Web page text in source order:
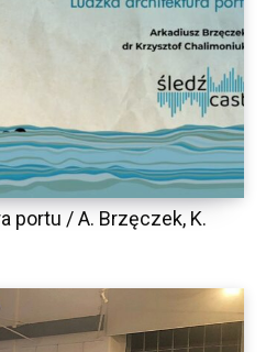
portu / A. Brzęczek, K.